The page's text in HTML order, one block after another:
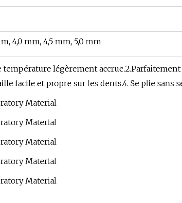
4,0 mm, 4,5 mm, 5,0 mm
légèrement accrue.2.Parfaitement
facile et propre sur les dents.4. Se plie sans